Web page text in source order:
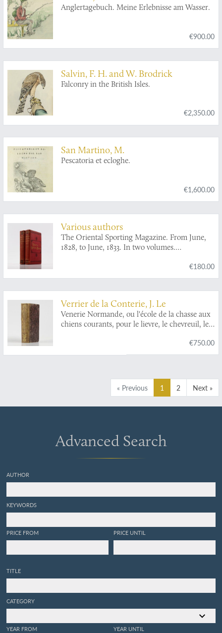
Anglertagebuch. Meine Erlebnisse am Wasser.
€900.00
Salvin, F. H. and W. Brodrick
Falconry in the British Isles.
€2,350.00
San Martino, M.
Pescatoria et ecloghe.
€1,600.00
Various authors
The Oriental Sporting Magazine. From June,
1828, to June, 1833. In two volumes.
€180.00
Verrier de la Conterie, J. Le
Venerie Normande, ou l'école de la chasse aux
chiens courants, pour le lievre, le chevreuil, le
loutre; avec les tons de chasse, accompagnés de
chacun une explication sur l'occasion & les
suite, & un dictionnaire des termes de chasse,
€750.00
« Previous 1 2 Next »
Advanced Search
AUTHOR
KEYWORDS
PRICE FROM PRICE UNTIL
TITLE
CATEGORY
YEAR FROM YEAR UNTIL